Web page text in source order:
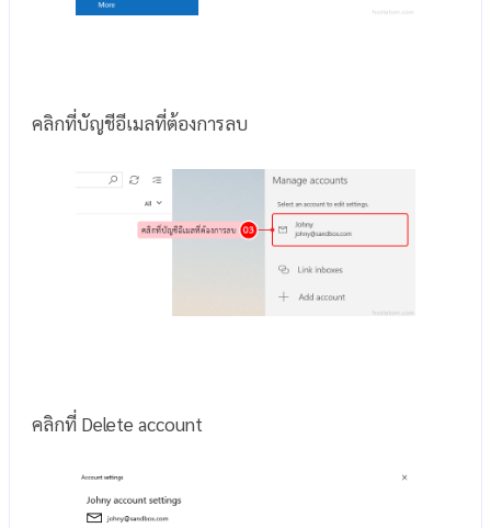
คลิกที่บัญชีอีเมลที่ต้องการลบ
คลิกที่ Delete account